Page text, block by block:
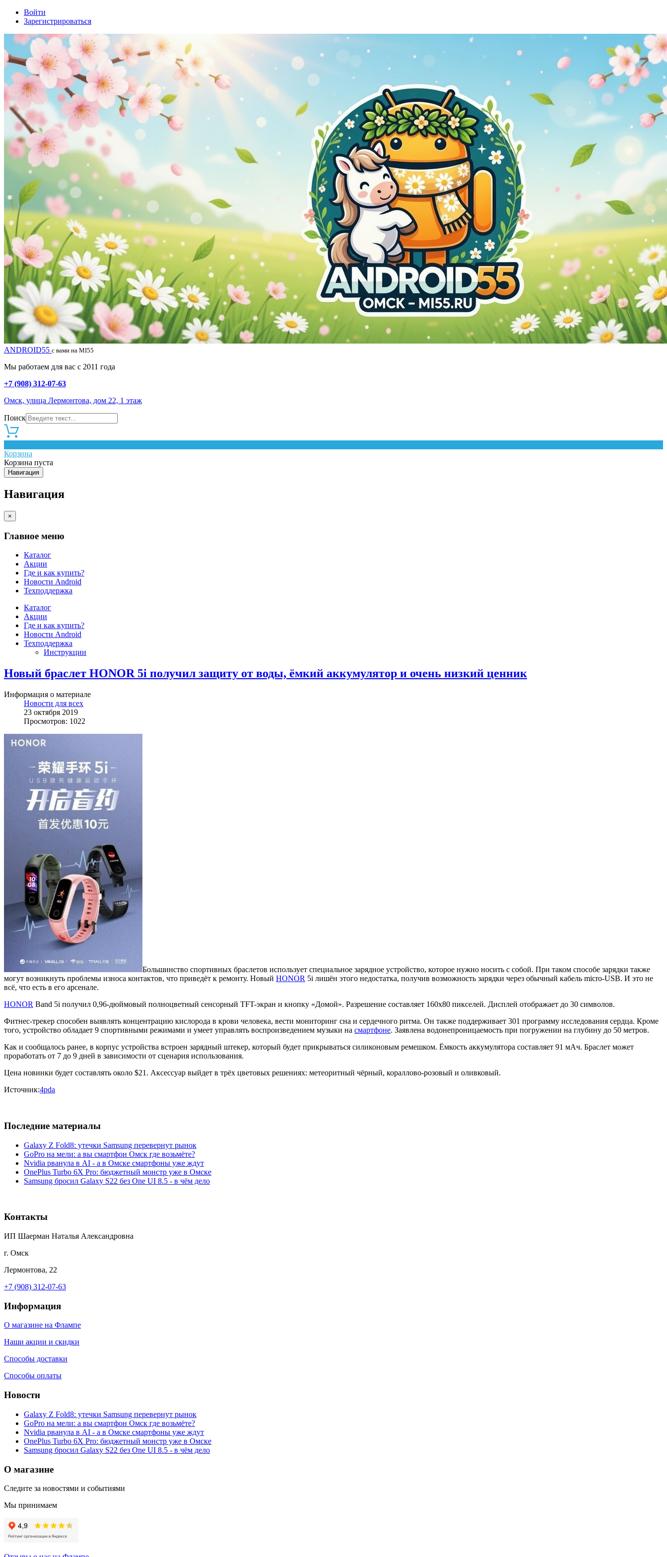
Войти
Зарегистрироваться
ANDROID55 с вами на MI55
Мы работаем для вас с 2011 года
+7 (908) 312-07-63
Омск, улица Лермонтова, дом 22, 1 этаж
Поиск
Корзина
Корзина пуста
Навигация
Навигация
×
Главное меню
Каталог
Акции
Где и как купить?
Новости Android
Техподдержка
Каталог
Акции
Где и как купить?
Новости Android
Техподдержка
Инструкции
Новый браслет HONOR 5i получил защиту от воды, ёмкий аккумулятор и очень низкий ценник
Информация о материале
Новости для всех
23 октября 2019
Просмотров: 1022
Большинство спортивных браслетов использует специальное зарядное устройство, которое нужно носить с собой. При таком способе зарядки также
могут возникнуть проблемы износа контактов, что приведёт к ремонту. Новый HONOR 5i лишён этого недостатка, получив возможность зарядки через обычный кабель micro-USB. И это не
всё, что есть в его арсенале.
HONOR Band 5i получил 0,96-дюймовый полноцветный сенсорный TFT-экран и кнопку «Домой». Разрешение составляет 160х80 пикселей. Дисплей отображает до 30 символов.
Фитнес-трекер способен выявлять концентрацию кислорода в крови человека, вести мониторинг сна и сердечного ритма. Он также поддерживает 301 программу исследования сердца. Кроме
того, устройство обладает 9 спортивными режимами и умеет управлять воспроизведением музыки на смартфоне. Заявлена водонепроницаемость при погружении на глубину до 50 метров.
Как и сообщалось ранее, в корпус устройства встроен зарядный штекер, который будет прикрываться силиконовым ремешком. Ёмкость аккумулятора составляет 91 мАч. Браслет может
проработать от 7 до 9 дней в зависимости от сценария использования.
Цена новинки будет составлять около $21. Аксессуар выйдет в трёх цветовых решениях: метеоритный чёрный, кораллово-розовый и оливковый.
Источник:4pda
Последние материалы
Galaxy Z Fold8: утечки Samsung перевернут рынок
GoPro на мели: а вы смартфон Омск где возьмёте?
Nvidia рванула в AI - а в Омске смартфоны уже ждут
OnePlus Turbo 6X Pro: бюджетный монстр уже в Омске
Samsung бросил Galaxy S22 без One UI 8.5 - в чём дело
Контакты
ИП Шаерман Наталья Александровна
г. Омск
Лермонтова, 22
+7 (908) 312-07-63
Информация
О магазине на Флампе
Наши акции и скидки
Способы доставки
Способы оплаты
Новости
Galaxy Z Fold8: утечки Samsung перевернут рынок
GoPro на мели: а вы смартфон Омск где возьмёте?
Nvidia рванула в AI - а в Омске смартфоны уже ждут
OnePlus Turbo 6X Pro: бюджетный монстр уже в Омске
Samsung бросил Galaxy S22 без One UI 8.5 - в чём дело
О магазине
Следите за новостями и событиями
Мы принимаем